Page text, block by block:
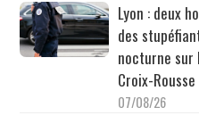
Lyon : deux
des
nocturne sur
Croix-Rousse
07/08/26